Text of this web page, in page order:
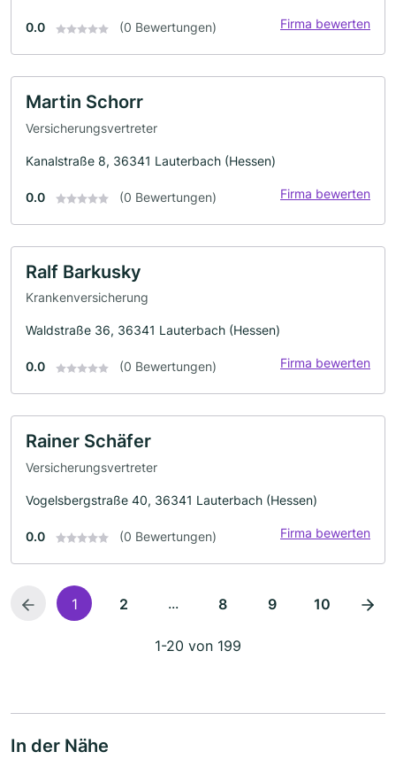
0.0 (0 Bewertungen) Firma bewerten
Martin Schorr
Versicherungsvertreter
Kanalstraße 8, 36341 Lauterbach (Hessen)
0.0 (0 Bewertungen) Firma bewerten
Ralf Barkusky
Krankenversicherung
Waldstraße 36, 36341 Lauterbach (Hessen)
0.0 (0 Bewertungen) Firma bewerten
Rainer Schäfer
Versicherungsvertreter
Vogelsbergstraße 40, 36341 Lauterbach (Hessen)
0.0 (0 Bewertungen) Firma bewerten
1 2 ... 8 9 10
1-20 von 199
In der Nähe